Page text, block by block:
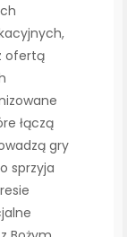
ofertą
łączą
gry
sprzyja